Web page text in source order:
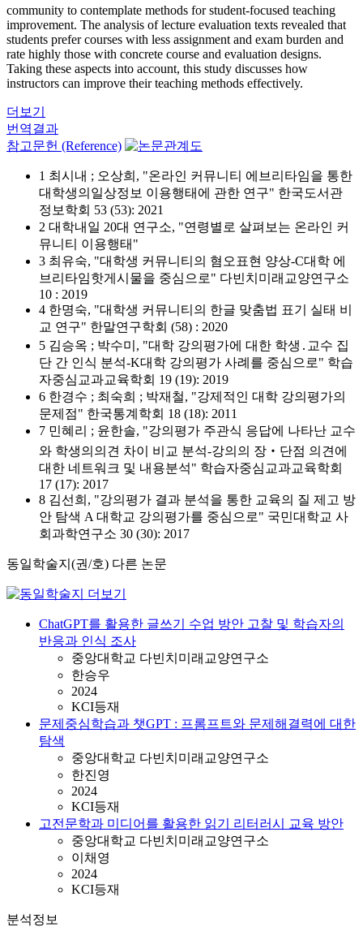
community to contemplate methods for student-focused teaching
improvement. The analysis of lecture evaluation texts revealed that
students prefer courses with less assignment and exam burden and
rate highly those with concrete course and evaluation designs.
Taking these aspects into account, this study discusses how
instructors can improve their teaching methods effectively.
더보기
번역결과
참고문헌 (Reference)
1 최시내 ; 오상희, "온라인 커뮤니티 에브리타임을 통한
대학생의일상정보 이용행태에 관한 연구" 한국도서관
정보학회 53 (53): 2021
2 대학내일 20대 연구소, "연령별로 살펴보는 온라인 커
뮤니티 이용행태"
3 최유숙, "대학생 커뮤니티의 혐오표현 양상-C대학 에
브리타임핫게시물을 중심으로" 다빈치미래교양연구소
10 : 2019
4 한명숙, "대학생 커뮤니티의 한글 맞춤법 표기 실태 비
교 연구" 한말연구학회 (58) : 2020
5 김승옥 ; 박수미, "대학 강의평가에 대한 학생․교수 집
단 간 인식 분석-K대학 강의평가 사례를 중심으로" 학습
자중심교과교육학회 19 (19): 2019
6 한경수 ; 최숙희 ; 박재철, "강제적인 대학 강의평가의
문제점" 한국통계학회 18 (18): 2011
7 민혜리 ; 윤한솔, "강의평가 주관식 응답에 나타난 교수
와 학생의의견 차이 비교 분석-강의의 장‧단점 의견에
대한 네트워크 및 내용분석" 학습자중심교과교육학회
17 (17): 2017
8 김선희, "강의평가 결과 분석을 통한 교육의 질 제고 방
안 탐색 A 대학교 강의평가를 중심으로" 국민대학교 사
회과학연구소 30 (30): 2017
동일학술지(권/호) 다른 논문
ChatGPT를 활용한 글쓰기 수업 방안 고찰 및 학습자의
반응과 인식 조사
중앙대학교 다빈치미래교양연구소
한승우
2024
KCI등재
문제중심학습과 챗GPT : 프롬프트와 문제해결력에 대한
탐색
중앙대학교 다빈치미래교양연구소
한진영
2024
KCI등재
고전문학과 미디어를 활용한 읽기 리터러시 교육 방안
중앙대학교 다빈치미래교양연구소
이채영
2024
KCI등재
분석정보